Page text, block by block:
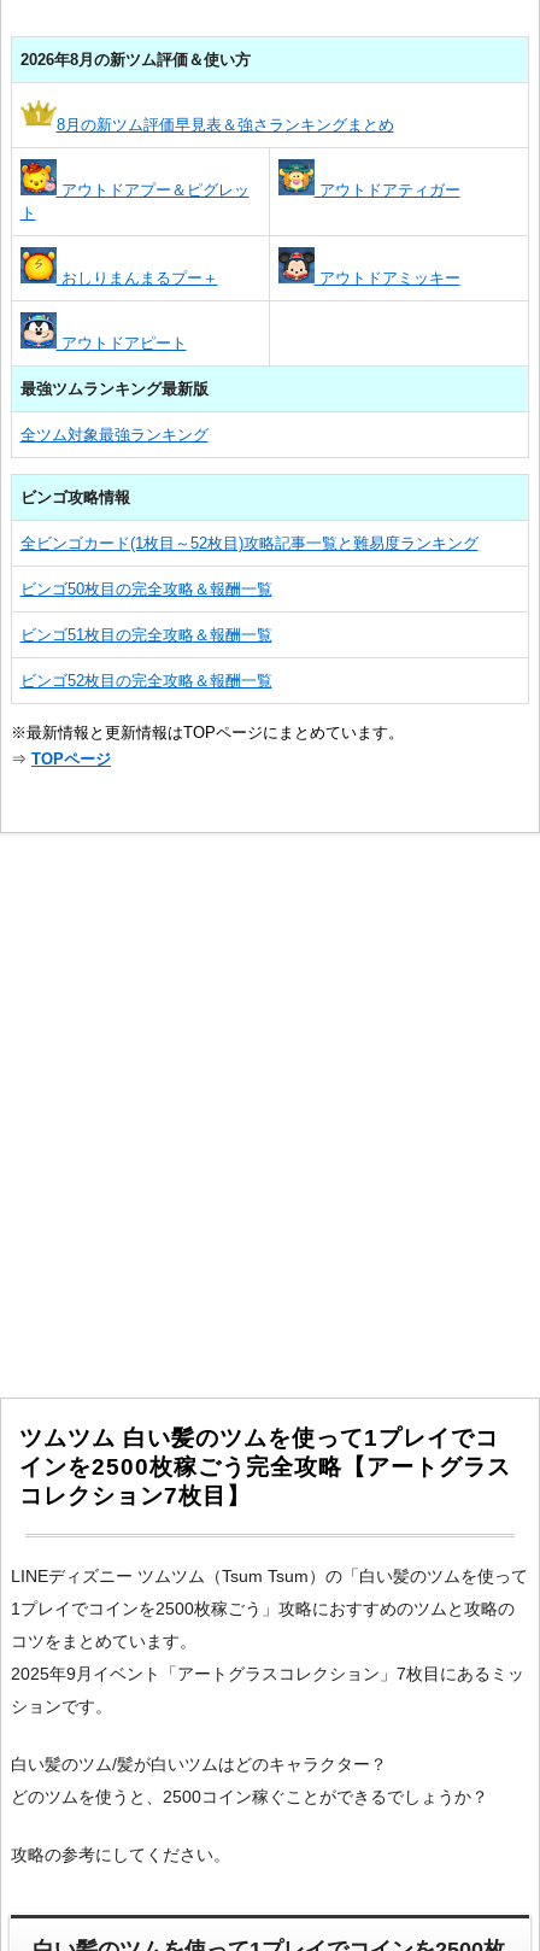
2026年8月の新ツム評価＆使い方
8月の新ツム評価早見表＆強さランキングまとめ
アウトドアプー＆ピグレッ
ト
アウトドアティガー
おしりまんまるプー＋ アウトドアミッキー
アウトドアピート
最強ツムランキング最新版
全ツム対象最強ランキング
ビンゴ攻略情報
全ビンゴカード(1枚目～52枚目)攻略記事一覧と難易度ランキング
ビンゴ50枚目の完全攻略＆報酬一覧
ビンゴ51枚目の完全攻略＆報酬一覧
ビンゴ52枚目の完全攻略＆報酬一覧
※最新情報と更新情報はTOPページにまとめています。
⇒ TOPページ
ツムツム 白い髪のツムを使って1プレイでコ
インを2500枚稼ごう完全攻略【アートグラス
コレクション7枚目】
LINEディズニー ツムツム（Tsum Tsum）の「白い髪のツムを使って
1プレイでコインを2500枚稼ごう」攻略におすすめのツムと攻略の
コツをまとめています。
2025年9月イベント「アートグラスコレクション」7枚目にあるミッ
ションです。
白い髪のツム/髪が白いツムはどのキャラクター？
どのツムを使うと、2500コイン稼ぐことができるでしょうか？
攻略の参考にしてください。